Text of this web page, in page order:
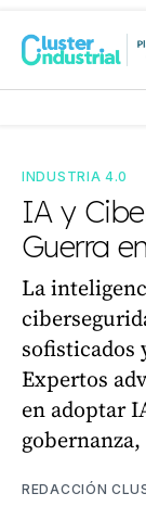
INDUSTRIA 4.0
IA y
Guerra
La
sofisticados
Expertos
en adoptar
REDACCIÓN